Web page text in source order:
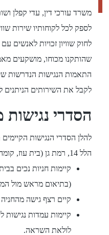
משרד עורכי דין, עדי קפלן
לספק לכל לקוחותיו שירות
שהותקנו מכוחו, מושקעים
התאמות הנגישות הנדרשות
לקבל את השירותים הניתנים
הסדרי נגישות
להלן הסדרי הנגישות
הלל 14, רמת גן (בית עוז, קומה 12) –
קיימות חניות נכים
(בתיאום מראש מול
קיים רצף גישה
קיימות עמדות נגישות
לולאת השראה.